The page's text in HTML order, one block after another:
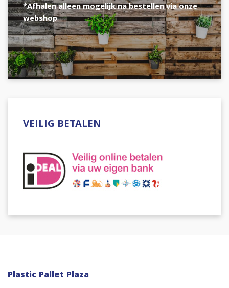
*Afhalen alleen mogelijk na bestellen via onze
webshop
VEILIG BETALEN
Plastic Pallet Plaza